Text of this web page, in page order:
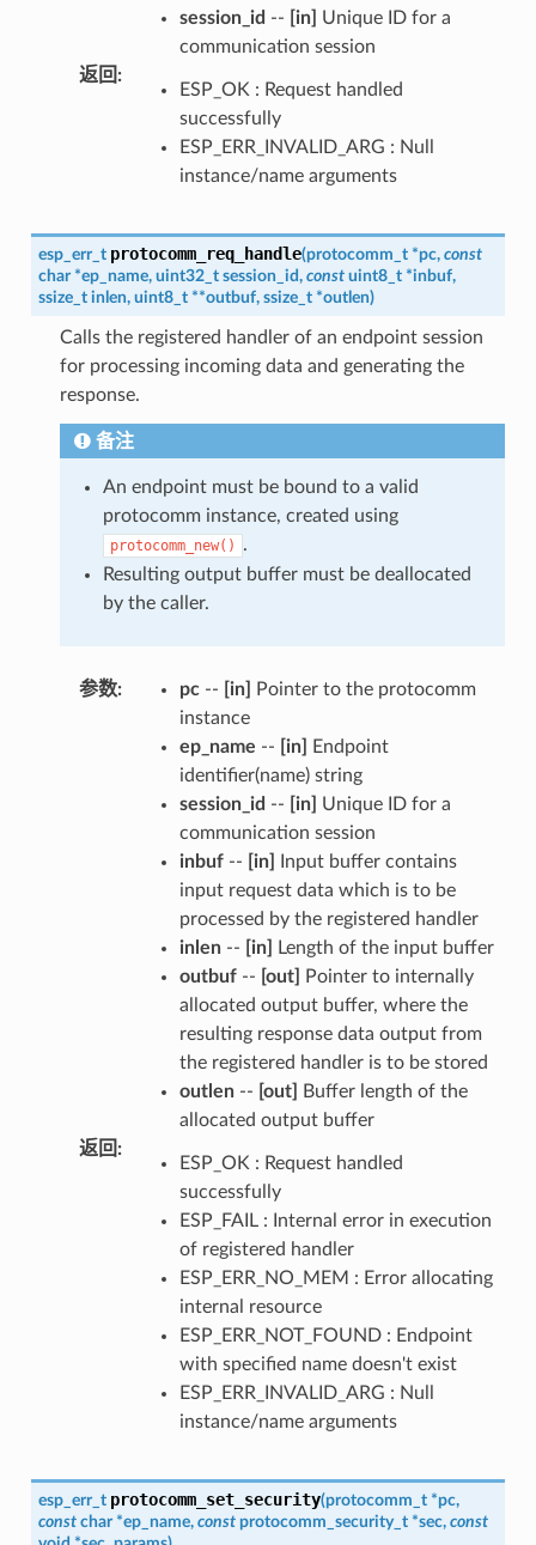
session_id -- [in]
Unique ID for a
communication session
返回 :
ESP_OK : Request handled
successfully
ESP_ERR_INVALID_ARG : Null
instance/name arguments
esp_err_t protocomm_req_handle(protocomm_t *pc, const
char *ep_name, uint32_t session_id, const uint8_t *inbuf,
ssize_t inlen, uint8_t **outbuf, ssize_t *outlen)
Calls the registered handler of an endpoint session
for processing incoming data and generating the
response.
备注
An endpoint must be bound to a valid
protocomm instance, created using
protocomm_new()
.
Resulting output buffer must be deallocated
by the caller.
参数: pc-- [in]
Pointer to the protocomm
instance
ep_name -- [in]
Endpoint
identifier(name) string
session_id -- [in]
Unique ID for a
communication session
inbuf-- [in]
Input buffer contains
input request data which is to be
processed by the registered handler
inlen-- [in]
Length of the input buffer
outbuf-- [out]
Pointer to internally
allocated output buffer, where the
resulting response data output from
the registered handler is to be stored
outlen-- [out]
Buffer length of the
allocated output buffer
返回 :
ESP_OK : Request handled
successfully
ESP_FAIL : Internal error in execution
of registered handler
ESP_ERR_NO_MEM : Error allocating
internal resource
ESP_ERR_NOT_FOUND : Endpoint
with specified name doesn't exist
ESP_ERR_INVALID_ARG : Null
instance/name arguments
esp_err_t protocomm_set_security(protocomm_t *pc,
const char *ep_name, const protocomm_security_t *sec, const